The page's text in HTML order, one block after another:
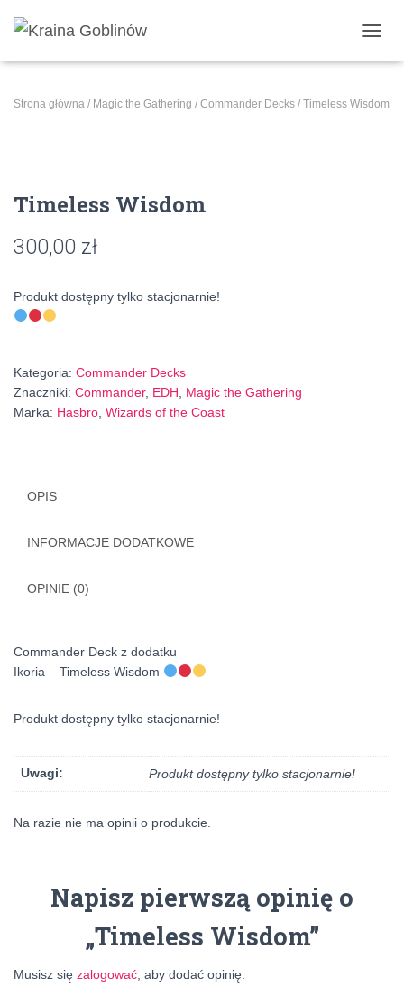
Strona główna / Magic the Gathering / Commander Decks / Timeless Wisdom
Timeless Wisdom
300,00 zł
Produkt dostępny tylko stacjonarnie!
Kategoria: Commander Decks
Znaczniki: Commander, EDH
Magic the Gathering
Marka: Hasbro Wizards of the Coast
OPIS
INFORMACJE DODATKOWE
OPINIE (0)
Commander Deck z dodatku
Ikoria – Timeless Wisdom
Produkt dostępny tylko stacjonarnie!
Uwagi: Produkt dostępny tylko stacjonarnie!
Na razie nie ma opinii o produkcie.
Napisz pierwszą opinię o
„Timeless Wisdom”
Musisz się zalogować , aby dodać opinię.